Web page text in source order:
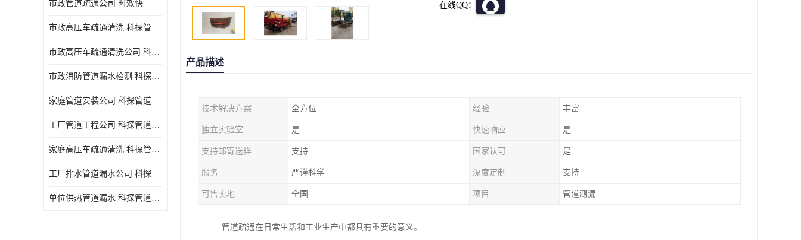
市政管道疏通公司 时效快
市政高压车疏通清洗 科探管道工程 设备齐
市政高压车疏通清洗公司 科探管道工程 经验丰富
市政消防管道漏水检测 科探管道工程 快速上门
家庭管道安装公司 科探管道工程 团队服务
工厂管道工程公司 科探管道工程 时效快
家庭高压车疏通清洗 科探管道工程 服务周到
工厂排水管道漏水公司 科探管道工程 快速上门
单位供热管道漏水 科探管道工程 设备齐
在线QQ：
产品描述
技术解决方案 全方位 经验 丰富
独立实验室 是 快速响应 是
支持邮寄送样 支持 国家认可 是
服务 严谨科学 深度定制 支持
可售卖地 全国 项目 管道测漏
管道疏通在日常生活和工业生产中都具有重要的意义。